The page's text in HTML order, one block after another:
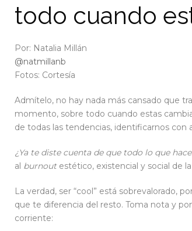
todo cuando
Por: Natalia Millán
@natmillanb
Fotos: Cortesía
Admítelo, no hay nada más cansado que
momento, sobre todo cuando estas
de todas las tendencias, identificarnos
¿Ya te diste cuenta de que todo lo que
al burnoutestético, existencial y social de la
La verdad, ser “cool” está sobrevalorado,
que te diferencia del resto. Toma nota y
corriente: